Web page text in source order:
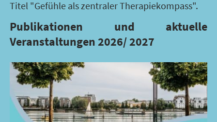
Titel "Gefühle als zentraler Therapiekompass".
Publikationen und aktuelle
Veranstaltungen 2026/ 2027